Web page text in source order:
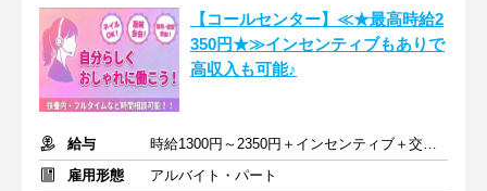
【コールセンター】≪★最高時給2
350円★≫インセンティブもありで
高収入も可能♪
給与
時給1300円～2350円＋インセンティブ＋交通費
雇用形態
アルバイト・パート